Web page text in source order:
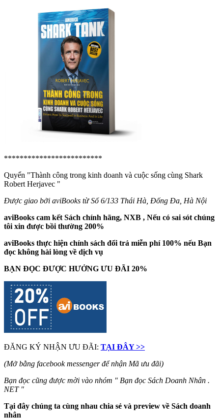
*************************
Quyển "Thành công trong kinh doanh và cuộc sống cùng Shark
Robert Herjavec "
Được giao bởi aviBooks từ Số 6/133 Thái Hà, Đống Đa, Hà Nội
aviBooks cam kết Sách chính hãng, NXB , Nếu có sai sót chúng
tôi xin được bồi thường 200%
aviBooks thực hiện chính sách đổi trả miễn phí 100% nếu Bạn
đọc không hài lòng về dịch vụ
BẠN ĐỌC ĐƯỢC HƯỞNG ƯU ĐÃI 20%
ĐĂNG KÝ NHẬN ƯU ĐÃI: TẠI ĐÂY >>
(Mở bằng facebook messenger để nhận Mã ưu đãi)
Bạn đọc cũng được mời vào nhóm " Bạn đọc Sách Doanh Nhân .
NET "
Tại đây chúng ta cùng nhau chia sẻ và preview về Sách doanh
nhân